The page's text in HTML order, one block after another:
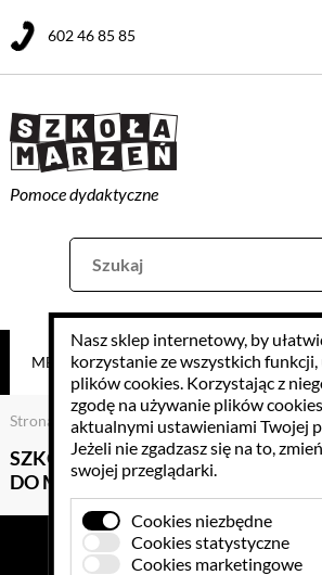
Pomoce dydaktyczne
602 46 85 85
MENU
Strona główna>Matematyka>Plansze
SZKOLNE POMOCE
DO MATEMATYKI
Nasz sklep internetowy, by
korzystanie ze wszystkich funkcji,
plików cookies. Korzystając z
zgodę na używanie plików
aktualnymi ustawieniami Twojej
Jeżeli nie zgadzasz się na to,
swojej przeglądarki.
Cookies niezbędne
Cookies statystyczne
Cookies marketingowe